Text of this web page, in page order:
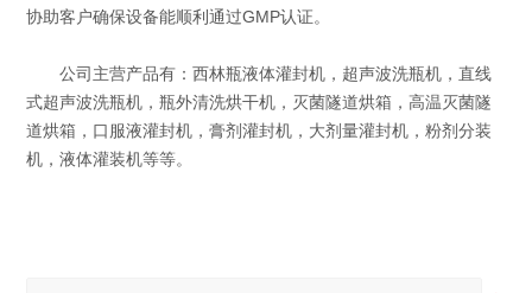
协助客户确保设备能顺利通过GMP认证。
公司主营产品有：西林瓶液体灌封机，超声波洗瓶机，直线
式超声波洗瓶机，瓶外清洗烘干机，灭菌隧道烘箱，高温灭菌隧
道烘箱，口服液灌封机，膏剂灌封机，大剂量灌封机，粉剂分装
机，液体灌装机等等。